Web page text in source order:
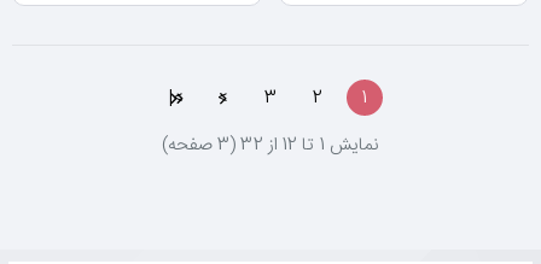
1
2
3
>
>|
نمايش 1 تا 12 از 32 (3 صفحه)